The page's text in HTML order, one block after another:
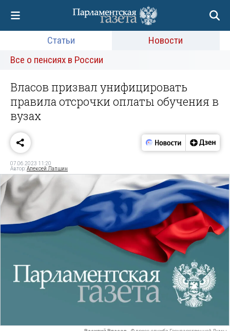
Статьи
Новости
Все о пенсиях в России
Власов призвал унифицировать
правила отсрочки оплаты обучения в
вузах
07.06.2023 11:20
Автор:Алексей Лапшин